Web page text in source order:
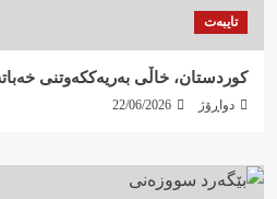
تایبەت
کوردستان، خاڵی بەریەککەوتنی
دواڕۆژ 22/06/2026